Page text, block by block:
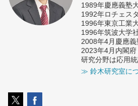
1989年慶應義塾
1992年ロチェス
1996年東京工業
1996年筑波大学
2008年4月慶應
2023年4月内閣
研究分野は応用
≫ 鈴木研究室に